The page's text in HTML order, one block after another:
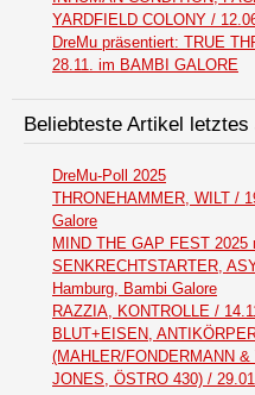
YARDFIELD COLONY /
DreMu präsentiert: TRUE
28.11. im BAMBI GALORE
Beliebteste Artikel letztes
DreMu-Poll 2025
THRONEHAMMER, WILT /
Galore
MIND THE GAP FEST 2025
SENKRECHTSTARTER,
Hamburg, Bambi Galore
RAZZIA, KONTROLLE /
BLUT+EISEN,
(MAHLER/FONDERMANN
JONES, ÖSTRO 430) /